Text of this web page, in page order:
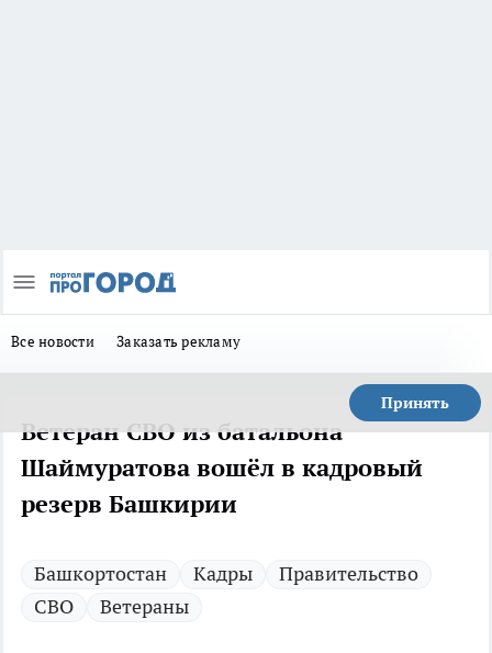
Все новости Заказать рекламу
Принять
Ветеран СВО из батальона
Шаймуратова вошёл в кадровый
резерв Башкирии
Башкортостан Кадры
Правительство
СВО
Ветераны